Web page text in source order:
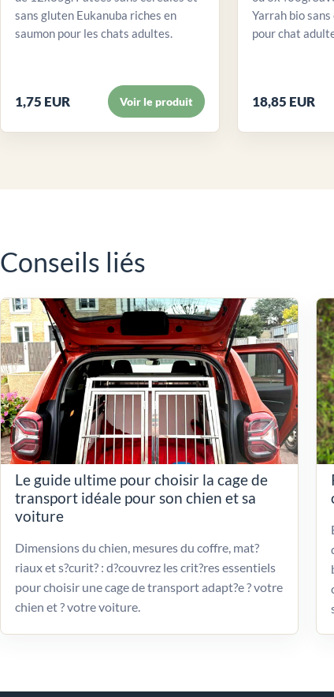
sans gluten Eukanuba riches en
saumon pour les chats adultes.
1,75 EUR Voir le produit
Yarrah bio
pour chat
18,85 EUR
Conseils liés
Le guide ultime pour choisir la cage de
transport idéale pour son chien et sa
voiture
Dimensions du chien, mesures du coffre, mat?
riaux et s?curit? : d?couvrez les crit?res essentiels
pour choisir une cage de transport adapt?e ? votre
chien et ? votre voiture.